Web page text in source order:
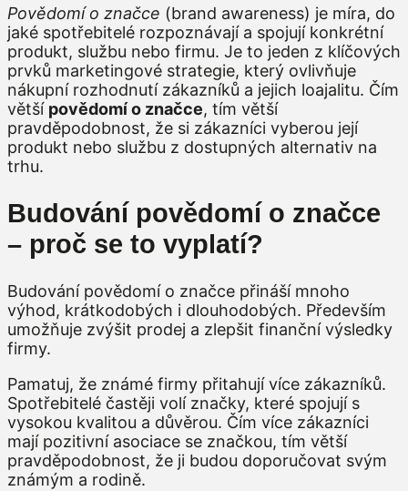
Povědomí o značce (brand awareness) je míra, do
jaké spotřebitelé rozpoznávají a spojují konkrétní
produkt, službu nebo firmu. Je to jeden z klíčových
prvků marketingové strategie, který ovlivňuje
nákupní rozhodnutí zákazníků a jejich loajalitu. Čím
větší povědomí o značce, tím větší
pravděpodobnost, že si zákazníci vyberou její
produkt nebo službu z dostupných alternativ na
trhu.
Budování povědomí o značce
– proč se to vyplatí?
Budování povědomí o značce přináší mnoho
výhod, krátkodobých i dlouhodobých. Především
umožňuje zvýšit prodej a zlepšit finanční výsledky
firmy.
Pamatuj, že známé firmy přitahují více zákazníků.
Spotřebitelé častěji volí značky, které spojují s
vysokou kvalitou a důvěrou. Čím více zákazníci
mají pozitivní asociace se značkou, tím větší
pravděpodobnost, že ji budou doporučovat svým
známým a rodině.